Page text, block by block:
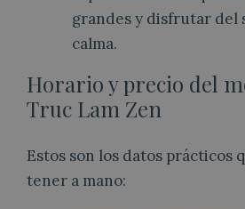
grandes y disfrutar del
calma.
Horario y precio del
Truc Lam Zen
Estos son los datos prácticos
tener a mano: